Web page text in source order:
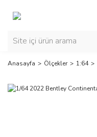
Anasayfa Ölçekler 1:64